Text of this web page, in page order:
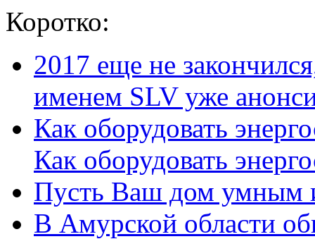
Коротко:
2017 еще не
именем SLV уже
Как оборудовать
Как оборудовать
Пусть Ваш дом умным
В Амурской области